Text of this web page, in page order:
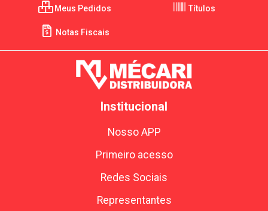
Meus Pedidos Títulos
Notas Fiscais
Institucional
Nosso APP
Primeiro acesso
Redes Sociais
Representantes